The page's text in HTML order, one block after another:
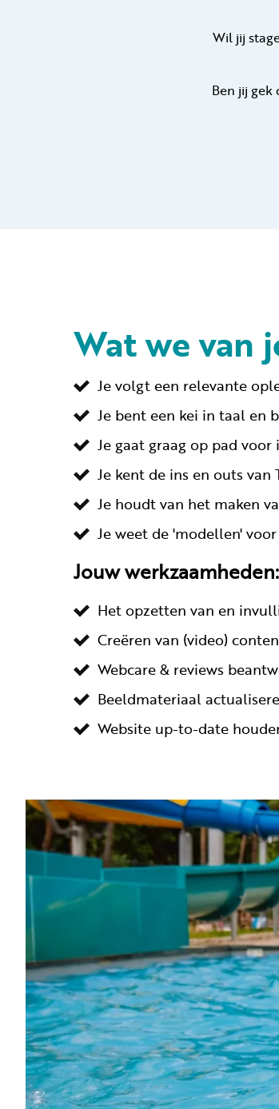
Wil jij
Ben jij gek
Wat we van
Je volgt een relevante
Je bent een kei in taal en
Je gaat graag op pad
Je kent de ins en outs van
Je houdt van het maken
Je weet de 'modellen'
Jouw werkzaamheden:
Het opzetten van en
Creëren van (video)
Webcare & reviews
Beeldmateriaal
Website up-to-date